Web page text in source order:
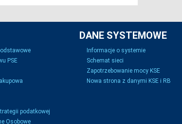
PSE
podatkowej
Osobowe
DANE SYSTEMOWE
Informacje o systemie
Schemat sieci
Zapotrzebowanie mocy KSE
Nowa strona z danymi KSE i RB